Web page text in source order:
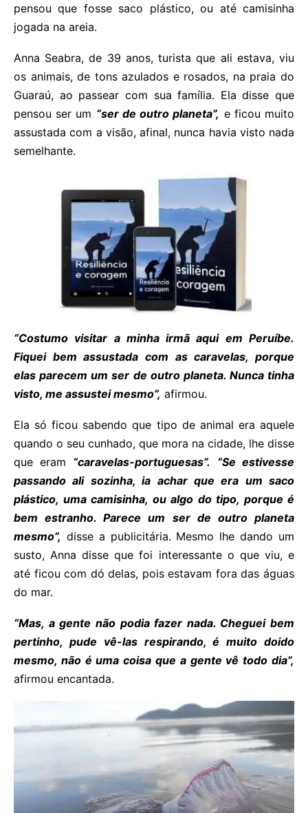
pensou que fosse saco plástico, ou até camisinha
jogada na areia.
Anna Seabra, de 39 anos, turista que ali estava, viu
os animais, de tons azulados e rosados, na praia do
Guaraú, ao passear com sua família. Ela disse que
pensou ser um “ser de outro planeta”, e ficou muito
assustada com a visão, afinal, nunca havia visto nada
semelhante.
“Costumo visitar a minha irmã aqui em Peruíbe.
Fiquei bem assustada com as caravelas, porque
elas parecem um ser de outro planeta. Nunca tinha
visto, me assustei mesmo”, afirmou.
Ela só ficou sabendo que tipo de animal era aquele
quando o seu cunhado, que mora na cidade, lhe disse
que eram “caravelas-portuguesas”.
“Se estivesse
passando ali sozinha, ia achar que era um saco
plástico, uma camisinha, ou algo do tipo, porque é
bem estranho. Parece um ser de outro planeta
mesmo”, disse a publicitária. Mesmo lhe dando um
susto, Anna disse que foi interessante o que viu, e
até ficou com dó delas, pois estavam fora das águas
do mar.
“Mas, a gente não podia fazer nada. Cheguei bem
pertinho, pude vê-las respirando, é muito doido
mesmo, não é uma coisa que a gente vê todo dia”,
afirmou encantada.